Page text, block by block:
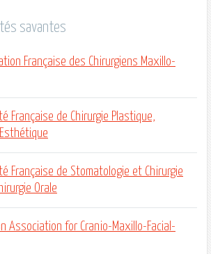
savantes
Française des Chirurgiens Maxillo-
Française de Chirurgie Plastique,
Française de Stomatologie et Chirurgie
Orale
Association for Cranio-Maxillo-Facial-